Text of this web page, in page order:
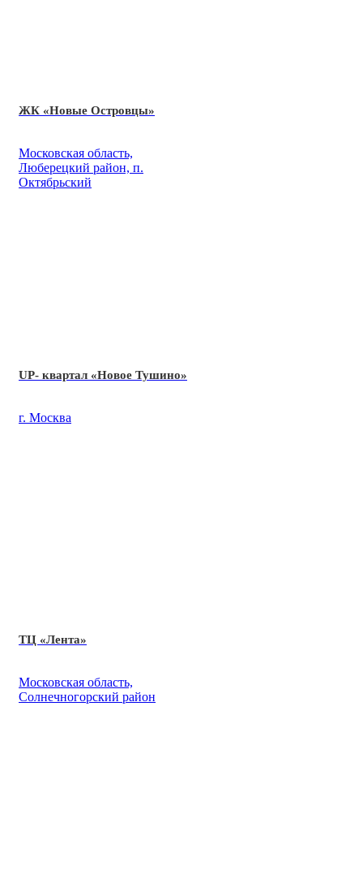
ЖК «Новые Островцы»
Московская область,
Люберецкий район, п.
Октябрьский
UP- квартал «Новое Тушино»
г. Москва
ТЦ «Лента»
Московская область,
Солнечногорский район